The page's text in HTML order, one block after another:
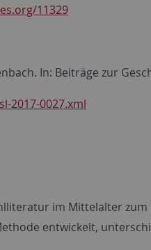
11329
In: Beiträge zur
2017-0027.xml
im Mittelalter
entwickelt,